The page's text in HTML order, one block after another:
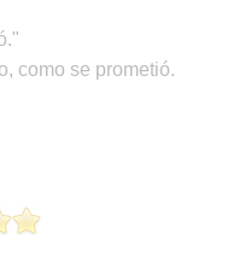
como se prometió.